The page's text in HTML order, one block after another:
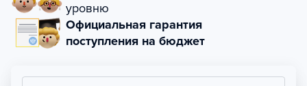
уровню
Официальная гарантия
поступления на бюджет